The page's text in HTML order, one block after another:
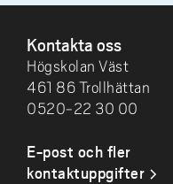
Kontakta oss
Högskolan Väst
461 86 Trollhättan
0520-22 30 00
E-post och fler
kontaktuppgifter